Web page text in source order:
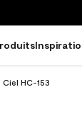
HC-153